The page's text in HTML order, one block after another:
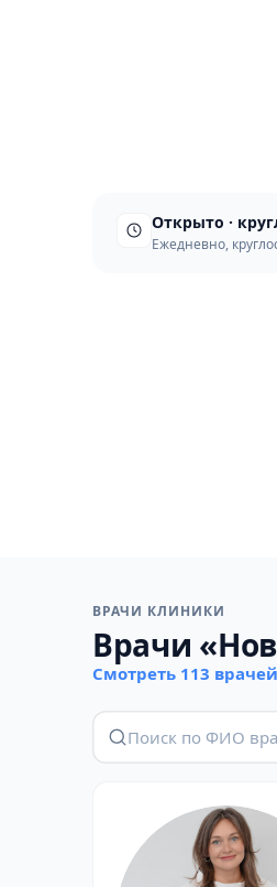
Открыто ·
Ежедневно,
ВРАЧИ КЛИНИКИ
Врачи
Смотреть 113 врачей